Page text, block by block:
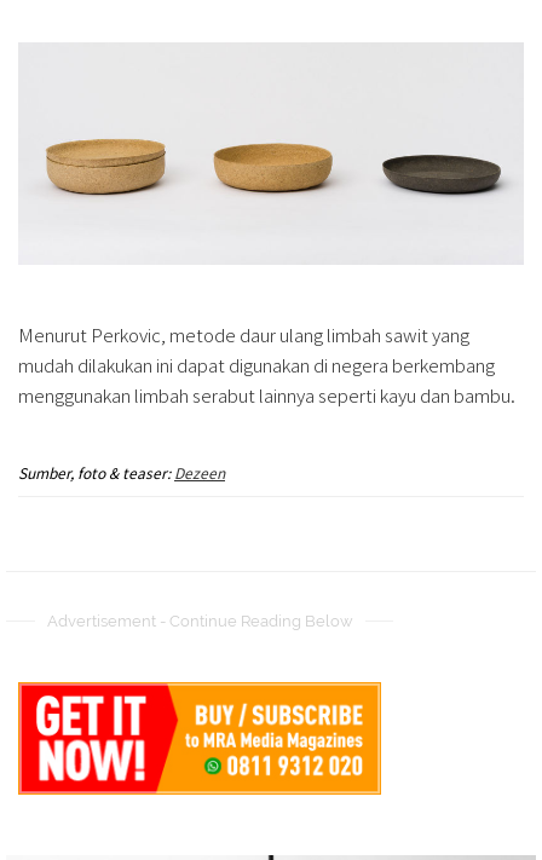
Menurut Perkovic, metode daur ulang limbah sawit yang
mudah dilakukan ini dapat digunakan di negera berkembang
menggunakan limbah serabut lainnya seperti kayu dan bambu.
Sumber, foto & teaser:Dezeen
Advertisement - Continue Reading Below